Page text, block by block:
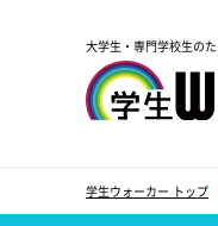
大学生・専門学校生の
学生ウォーカー トップ